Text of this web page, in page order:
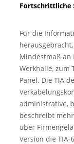
Fortschrittliche
Für die
Mindestmaß an
Werkhalle, zum
Panel. Die TIA
administrative,
beschreibt
über
Version die